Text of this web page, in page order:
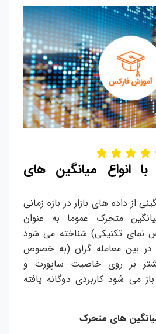
با انواع میانگین های
از داده های بازار در بازه زمانی
متحرک عموما به عنوان
نمای تکنیکی) شناخته می شود
در بین معامله گران (به خصوص
بر روی خاصیت ساپورت و
می شود کاربردی دوگانه یافته
های متحرک